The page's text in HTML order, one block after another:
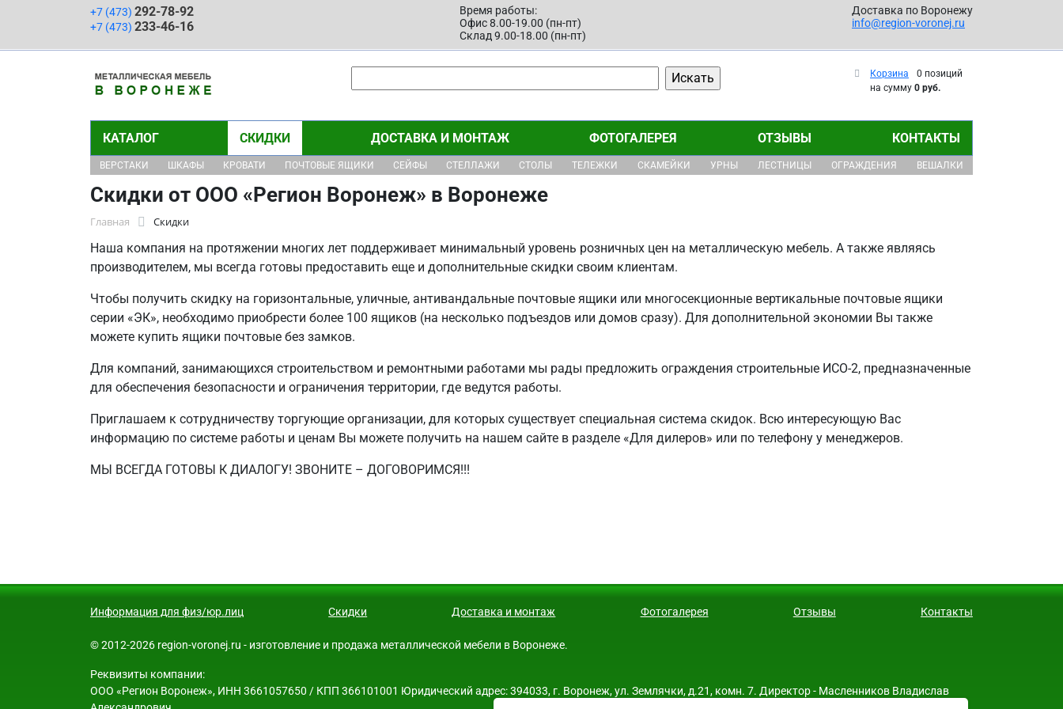
+7 (473) 292-78-92
+7 (473) 233-46-16
Время работы:
Офис 8.00-19.00 (пн-пт)
Склад 9.00-18.00 (пн-пт)
Доставка по Воронежу
info@region-voronej.ru
Корзина
0 позиций
на сумму 0 руб.
КАТАЛОГ СКИДКИ ДОСТАВКА И МОНТАЖ ФОТОГАЛЕРЕЯ ОТЗЫВЫ КОНТАКТЫ
ВЕРСТАКИ ШКАФЫ КРОВАТИ ПОЧТОВЫЕ ЯЩИКИ СЕЙФЫ СТЕЛЛАЖИ СТОЛЫ ТЕЛЕЖКИ СКАМЕЙКИ УРНЫ ЛЕСТНИЦЫ ОГРАЖДЕНИЯ ВЕШАЛКИ
Скидки от ООО «Регион Воронеж» в Воронеже
Главная Скидки
Наша компания на протяжении многих лет поддерживает минимальный уровень розничных цен на металлическую мебель. А также являясь
производителем, мы всегда готовы предоставить еще и дополнительные скидки своим клиентам.
Чтобы получить скидку на горизонтальные, уличные, антивандальные почтовые ящики или многосекционные вертикальные почтовые ящики
серии «ЭК», необходимо приобрести более 100 ящиков (на несколько подъездов или домов сразу). Для дополнительной экономии Вы также
можете купить ящики почтовые без замков.
Для компаний, занимающихся строительством и ремонтными работами мы рады предложить ограждения строительные ИСО-2, предназначенные
для обеспечения безопасности и ограничения территории, где ведутся работы.
Приглашаем к сотрудничеству торгующие организации, для которых существует специальная система скидок. Всю интересующую Вас
информацию по системе работы и ценам Вы можете получить на нашем сайте в разделе «Для дилеров» или по телефону у менеджеров.
МЫ ВСЕГДА ГОТОВЫ К ДИАЛОГУ! ЗВОНИТЕ – ДОГОВОРИМСЯ!!!
Информация для физ/юр.лиц Скидки Доставка и монтаж Фотогалерея Отзывы Контакты
© 2012-2026 region-voronej.ru - изготовление и продажа металлической мебели в Воронеже.
Реквизиты компании:
ООО «Регион Воронеж», ИНН 3661057650 / КПП 366101001 Юридический адрес: 394033, г. Воронеж, ул. Землячки, д.21, комн. 7. Директор - Масленников Владислав